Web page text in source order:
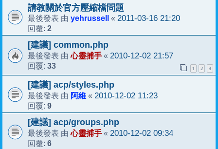
請教關於官方壓縮檔問題
最後發表 由 yehrussell « 2011-03-16 21:20
回覆: 2
[建議] common.php
最後發表 由心靈捕手 « 2010-12-02 21:57
回覆: 33 1 2 3
[建議] acp/styles.php
最後發表 由 阿維 « 2010-12-02 11:23
回覆: 9
[建議] acp/groups.php
最後發表 由心靈捕手 « 2010-12-02 09:34
回覆: 6